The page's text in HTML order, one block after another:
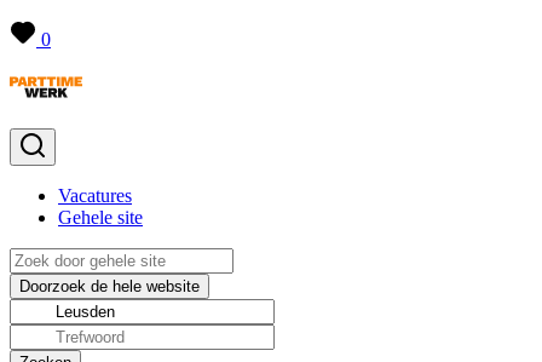
0
Vacatures
Gehele site